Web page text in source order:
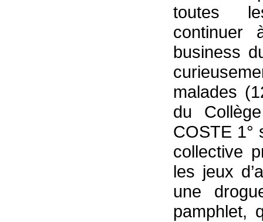
toutes
continuer
business
malades
du
COSTE 1°
collective
les jeux
une
pamphlet,